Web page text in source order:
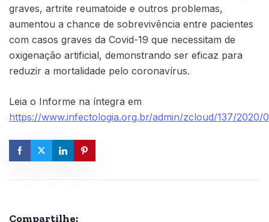
graves, artrite reumatoide e outros problemas,
aumentou a chance de sobrevivência entre pacientes
com casos graves da Covid-19 que necessitam de
oxigenação artificial, demonstrando ser eficaz para
reduzir a mortalidade pelo coronavírus.
Leia o Informe na íntegra em
https://www.infectologia.org.br/admin/zcloud/137/
Compartilhe: